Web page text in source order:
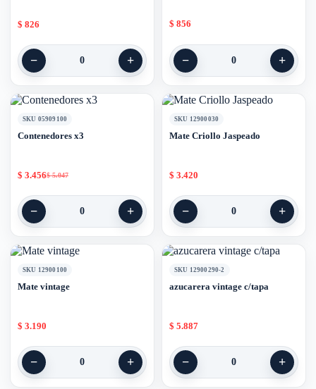
$ 826
− 0 +
$ 856
− 0 +
SKU 05909100
Contenedores x3
$5.047
$ 3.456
− 0 +
SKU 12900030
Mate Criollo Jaspeado
$ 3.420
− 0 +
SKU 12900100
Mate vintage
$ 3.190
− 0 +
SKU 12900290-2
azucarera vintage c/tapa
$ 5.887
− 0 +